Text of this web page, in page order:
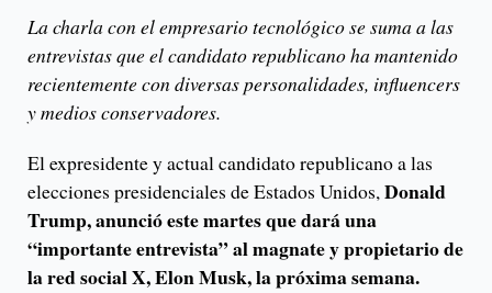
La charla con el empresario tecnológico se suma a las
entrevistas que el candidato republicano ha mantenido
recientemente con diversas personalidades, influencers
y medios conservadores.
El expresidente y actual candidato republicano a las
elecciones presidenciales de Estados Unidos,Donald
Trump, anunció este martes que dará una
“importante entrevista” al magnate y propietario de
la red social X, Elon Musk, la próxima semana.